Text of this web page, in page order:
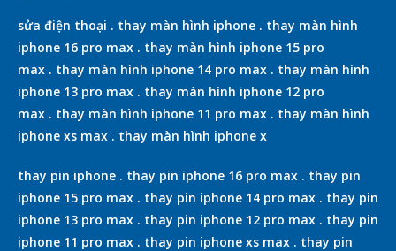
sửa điện thoại . thay màn hình iphone . thay màn hình
iphone 16 pro max . thay màn hình iphone 15 pro
max . thay màn hình iphone 14 pro max . thay màn hình
iphone 13 pro max . thay màn hình iphone 12 pro
max . thay màn hình iphone 11 pro max . thay màn hình
iphone xs max . thay màn hình iphone x
thay pin iphone . thay pin iphone 16 pro max . thay pin
iphone 15 pro max . thay pin iphone 14 pro max . thay pin
iphone 13 pro max . thay pin iphone 12 pro max . thay pin
iphone 11 pro max . thay pin iphone xs max . thay pin